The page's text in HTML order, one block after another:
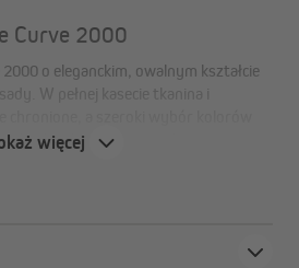
Curve 2000
o eleganckim, owalnym kształcie
W pełnej kasecie tkanina i
do własnych potrzeb.
więcej